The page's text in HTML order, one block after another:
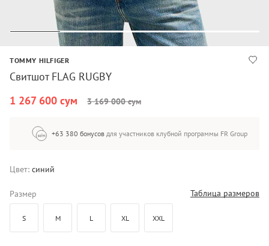
TOMMY HILFIGER
Свитшот FLAG RUGBY
1 267 600 сум
3 169 000 сум
+63 380 бонусов для участников клубной программы FR Group
Цвет: синий
Размер Таблица размеров
S M L XL XXL